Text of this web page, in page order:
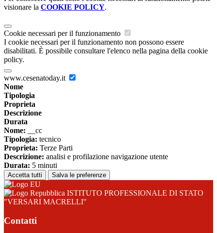
visionare la COOKIE POLICY.
Cookie necessari per il funzionamento
I cookie necessari per il funzionamento non possono essere
disabilitati. È possibile consultare l'elenco nella pagina della cookie
policy.
www.cesenatoday.it
Nome
Tipologia
Proprieta
Descrizione
Durata
Nome: __cc
Tipologia: tecnico
Proprieta: Terze Parti
Descrizione: analisi e profilazione navigazione utente
Durata: 5 minuti
Accetta tutti Salva le preferenze
ISTITUTO PROFESSIONALE DI STATO
"VERSARI MACRELLI"
Contatti